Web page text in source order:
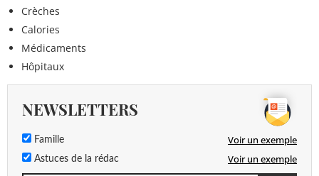
Crèches
Calories
Médicaments
Hôpitaux
NEWSLETTERS
Famille Voir un exemple
Astuces de la rédac Voir un exemple